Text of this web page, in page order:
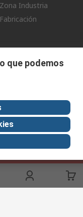
Zona Industria
Fabricación
solutions Ltd
que podemos